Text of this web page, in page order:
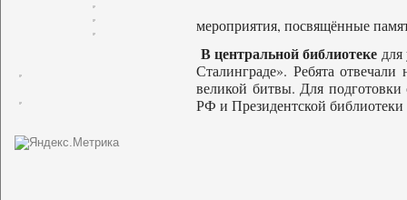
мероприятия, посвящённые
В центральной библиотеке
Сталинграде». Ребята
великой битвы. Для
РФ и Президентской